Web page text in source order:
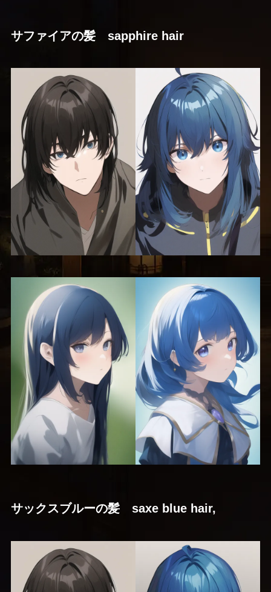
サファイアの髪 sapphire hair
サックスブルーの髪 saxe blue hair,